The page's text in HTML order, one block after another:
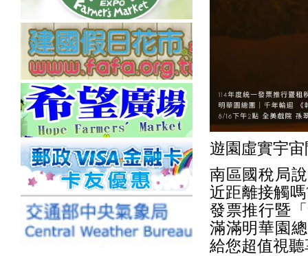
遊園虛實宇
南區國稅局
近距離接觸
發票推行暨
滿滿明華園
給您超值視